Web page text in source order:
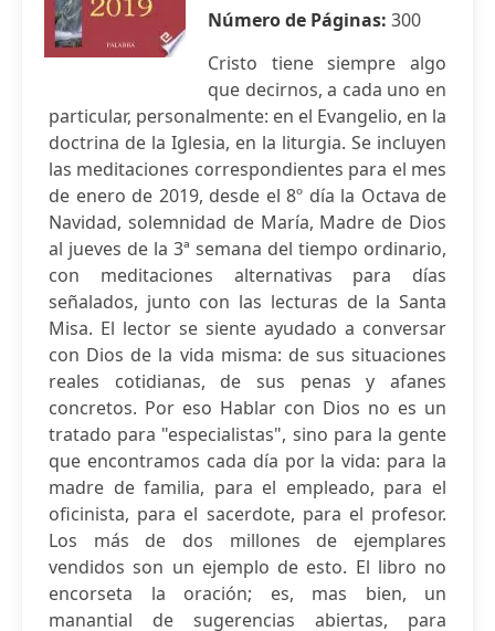
Número de Páginas: 300
Cristo tiene siempre algo
que decirnos, a cada uno en
particular, personalmente: en el Evangelio, en la
doctrina de la Iglesia, en la liturgia. Se incluyen
las meditaciones correspondientes para el mes
de enero de 2019, desde el 8º día la Octava de
Navidad, solemnidad de María, Madre de Dios
al jueves de la 3ª semana del tiempo ordinario,
con meditaciones alternativas para días
señalados, junto con las lecturas de la Santa
Misa. El lector se siente ayudado a conversar
con Dios de la vida misma: de sus situaciones
reales cotidianas, de sus penas y afanes
concretos. Por eso Hablar con Dios no es un
tratado para "especialistas", sino para la gente
que encontramos cada día por la vida: para la
madre de familia, para el empleado, para el
oficinista, para el sacerdote, para el profesor.
Los más de dos millones de ejemplares
vendidos son un ejemplo de esto. El libro no
encorseta la oración; es, mas bien, un
manantial de sugerencias abiertas, para